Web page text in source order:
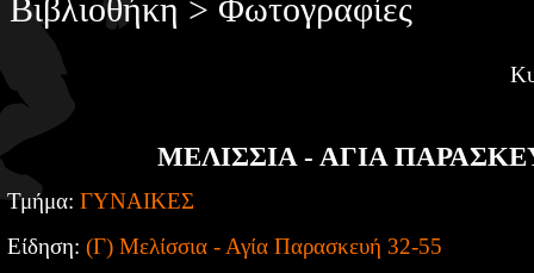
Βιβλιοθήκη > Φωτογραφίες
ΜΕΛΙΣΣΙΑ - ΑΓΙΑ
Τμήμα: ΓΥΝΑΙΚΕΣ
Είδηση: (Γ) Μελίσσια - Αγία Παρασκευή 32-55